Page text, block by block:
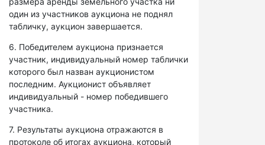
один из участников аукциона не поднял
табличку, аукцион завершается.
6. Победителем аукциона признается
участник, индивидуальный номер таблички
которого был назван аукционистом
последним. Аукционист объявляет
индивидуальный - номер победившего
участника.
7. Результаты аукциона отражаются в
протоколе об итогах аукциона, который